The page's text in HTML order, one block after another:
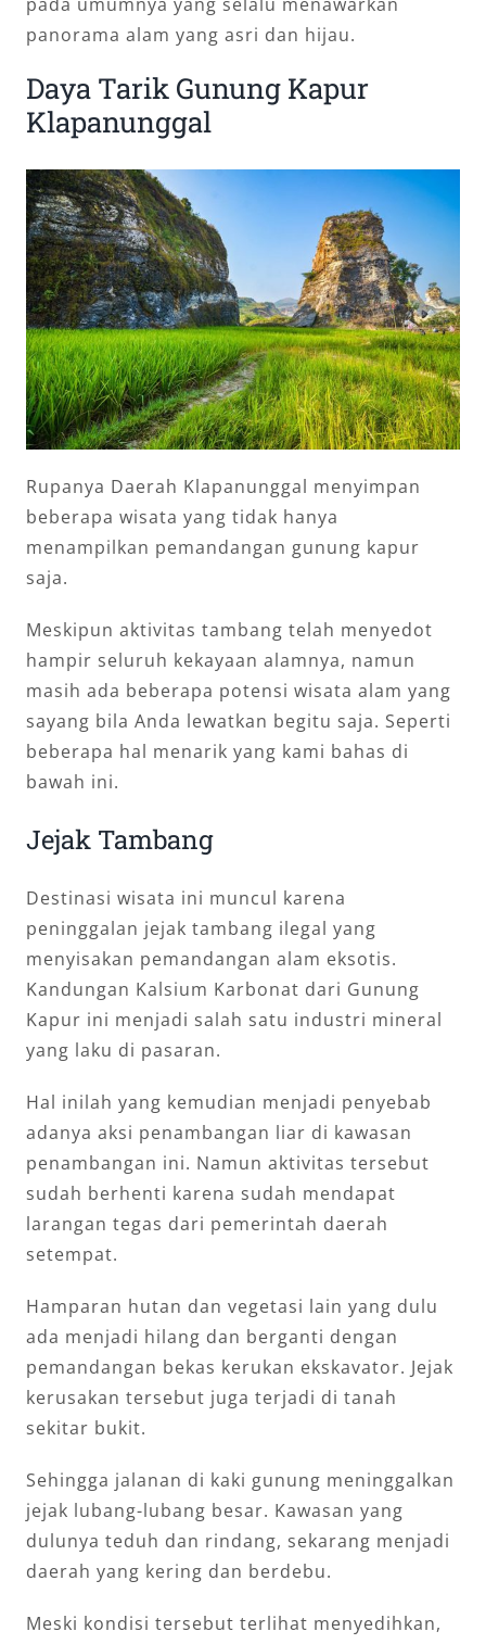
panorama alam yang asri dan hijau.
Daya Tarik Gunung Kapur
Klapanunggal
Rupanya Daerah Klapanunggal menyimpan
beberapa wisata yang tidak hanya
menampilkan pemandangan gunung kapur
saja.
Meskipun aktivitas tambang telah menyedot
hampir seluruh kekayaan alamnya, namun
masih ada beberapa potensi wisata alam yang
sayang bila Anda lewatkan begitu saja. Seperti
beberapa hal menarik yang kami bahas di
bawah ini.
Jejak Tambang
Destinasi wisata ini muncul karena
peninggalan jejak tambang ilegal yang
menyisakan pemandangan alam eksotis.
Kandungan Kalsium Karbonat dari Gunung
Kapur ini menjadi salah satu industri mineral
yang laku di pasaran.
Hal inilah yang kemudian menjadi penyebab
adanya aksi penambangan liar di kawasan
penambangan ini. Namun aktivitas tersebut
sudah berhenti karena sudah mendapat
larangan tegas dari pemerintah daerah
setempat.
Hamparan hutan dan vegetasi lain yang dulu
ada menjadi hilang dan berganti dengan
pemandangan bekas kerukan ekskavator. Jejak
kerusakan tersebut juga terjadi di tanah
sekitar bukit.
Sehingga jalanan di kaki gunung meninggalkan
jejak lubang-lubang besar. Kawasan yang
dulunya teduh dan rindang, sekarang menjadi
daerah yang kering dan berdebu.
Meski kondisi tersebut terlihat menyedihkan,